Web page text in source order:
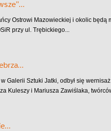
Ostrowi Mazowieckiej i okolic będą
przy ul. Trębickiego...
Galerii Sztuki Jatki, odbył się
Kuleszy i Mariusza Zawiślaka,